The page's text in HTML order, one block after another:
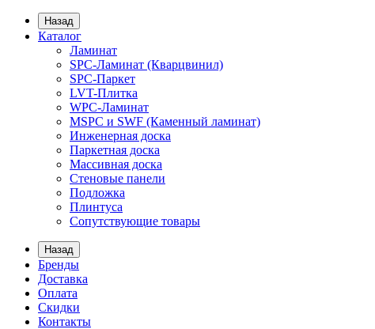
Назад
Каталог
Ламинат
SPC-Ламинат (Кварцвинил)
SPC-Паркет
LVT-Плитка
WPC-Ламинат
MSPC и SWF (Каменный ламинат)
Инженерная доска
Паркетная доска
Массивная доска
Стеновые панели
Подложка
Плинтуса
Сопутствующие товары
Назад
Бренды
Доставка
Оплата
Скидки
Контакты